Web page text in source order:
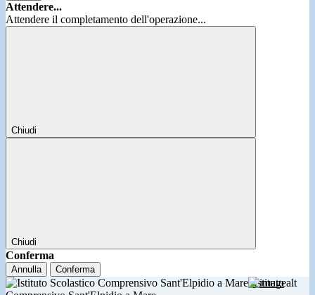
Attendere...
Attendere il completamento dell'operazione...
Chiudi
Chiudi
Conferma
Annulla Conferma
Istituto